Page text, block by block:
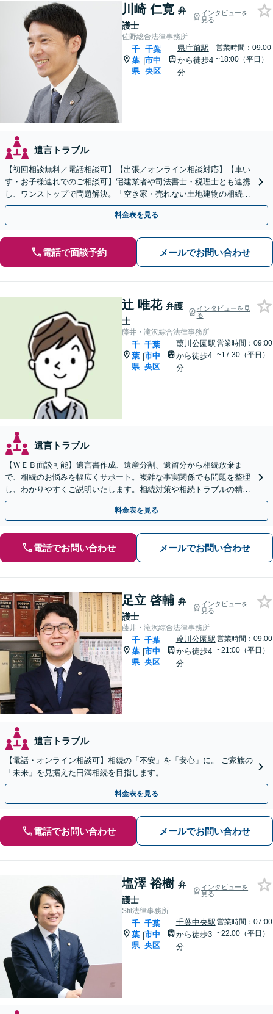
川崎 仁寛 弁
護士
インタビューを
見る
佐野総合法律事務所
千
葉
県
|
千葉
市中
央区
県庁前駅
から徒歩4
分
営業時間：09:00
~18:00（平日）
遺言トラブル
【初回相談無料／電話相談可】【出張／オンライン相談対応】【車い
す・お子様連れでのご相談可】宅建業者や司法書士・税理士とも連携
し、ワンストップで問題解決。「空き家・売れない土地建物の相続／
権利関係が複雑な不動産相続もお任せください」
料金表を見る
電話で面談予約 メールでお問い合わせ
辻 唯花 弁護
士
インタビューを見
る
藤井・滝沢綜合法律事務所
千
葉
県
|
千葉
市中
央区
葭川公園駅
から徒歩4
分
営業時間：09:00
~17:30（平日）
遺言トラブル
【ＷＥＢ面談可能】遺言書作成、遺産分割、遺留分から相続放棄ま
で、相続のお悩みを幅広くサポート。複雑な事実関係でも問題を整理
し、わかりやすくご説明いたします。相続対策や相続トラブルの精神
的なご負担を減らし、最適な解決を目指します。
料金表を見る
電話でお問い合わせ メールでお問い合わせ
足立 啓輔 弁
護士
インタビューを
見る
藤井・滝沢綜合法律事務所
千
葉
県
|
千葉
市中
央区
葭川公園駅
から徒歩4
分
営業時間：09:00
~21:00（平日）
遺言トラブル
【電話・オンライン相談可】相続の「不安」を「安心」に。 ご家族の
「未来」を見据えた円満相続を目指します。
料金表を見る
電話でお問い合わせ メールでお問い合わせ
塩澤 裕樹 弁
護士
インタビューを
見る
Sfil法律事務所
千
葉
県
|
千葉
市中
央区
千葉中央駅
から徒歩3
分
営業時間：07:00
~22:00（平日）